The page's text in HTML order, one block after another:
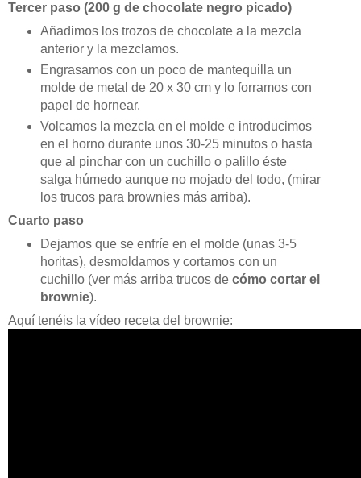
Tercer paso (200 g de chocolate negro picado)
Añadimos los trozos de chocolate a la mezcla
anterior y la mezclamos.
Engrasamos con un poco de mantequilla un
molde de metal de 20 x 30 cm y lo forramos con
papel de hornear.
Volcamos la mezcla en el molde e introducimos
en el horno durante unos 30-25 minutos o hasta
que al pinchar con un cuchillo o palillo éste
salga húmedo aunque no mojado del todo, (mirar
los trucos para brownies más arriba).
Cuarto paso
Dejamos que se enfríe en el molde (unas 3-5
horitas), desmoldamos y cortamos con un
cuchillo (ver más arriba trucos de cómo cortar el
brownie).
Aquí tenéis la vídeo receta del brownie: